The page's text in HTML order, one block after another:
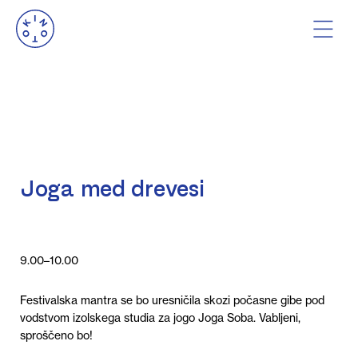
Joga med drevesi
9.00–10.00
Festivalska mantra se bo uresničila skozi počasne gibe pod
vodstvom izolskega studia za jogo Joga Soba. Vabljeni,
sproščeno bo!